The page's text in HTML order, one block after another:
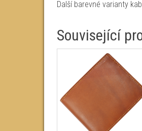
Další barevné varianty
Související